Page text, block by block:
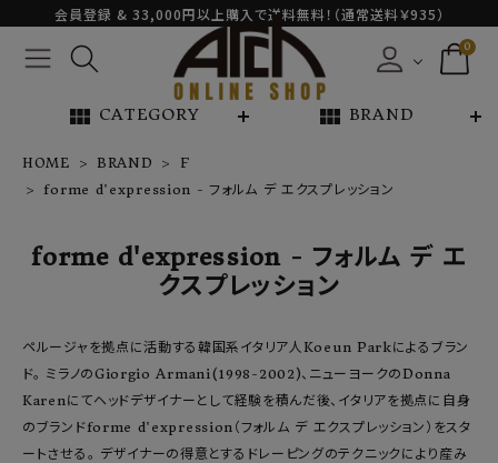
会員登録 & 33,000円以上購入で送料無料！（通常送料￥935）
0
view_module CATEGORY view_module BRAND
ARCH EXCLUSIVE
CATEGORY
CONTENTS
HOME BRAND
F
forme d'expression - フォルム デ エクスプレッション
forme d'expression - フォルム デ エ
クスプレッション
ペルージャを拠点に活動する韓国系イタリア人Koeun Parkによるブラン
ド。 ミラノのGiorgio Armani(1998-2002)、ニューヨークのDonna
Karenにてヘッドデザイナーとして経験を積んだ後、イタリアを拠点に自身
のブランドforme d'expression（フォルム デ エクスプレッション）をスタ
ートさせる。 デザイナーの得意とするドレーピングのテクニックにより産み